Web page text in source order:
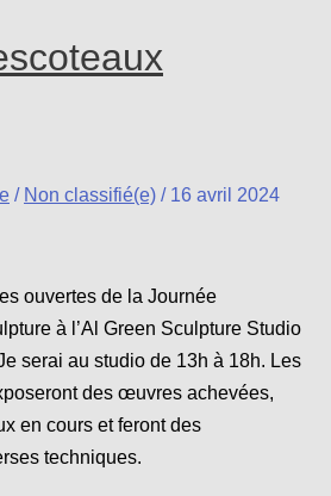
/ Non classifié(e) / 16 avril 2024
ouvertes de la Journée
à l’Al Green Sculpture Studio
serai au studio de 13h à 18h. Les
des œuvres achevées,
en cours et feront des
techniques.